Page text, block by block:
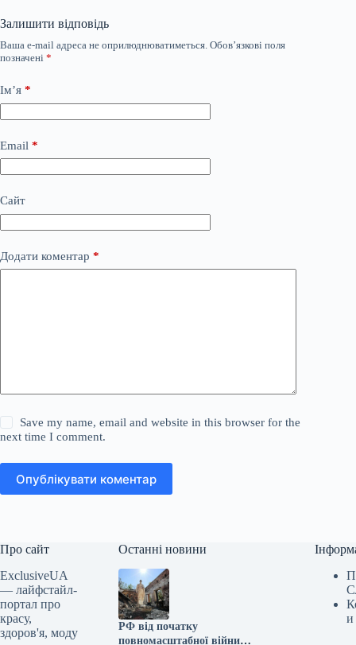
Залишити відповідь
Ваша e-mail адреса не оприлюднюватиметься. Обов’язкові поля
позначені *
Ім’я *
Email *
Сайт
Додати коментар *
Save my name, email and website in this browser for the
next time I comment.
Опублікувати коментар
Про сайт
ExclusiveUA
— лайфстайл-
портал про
красу,
здоров'я, моду
Останні новини
РФ від початку
повномасштабної війни
и